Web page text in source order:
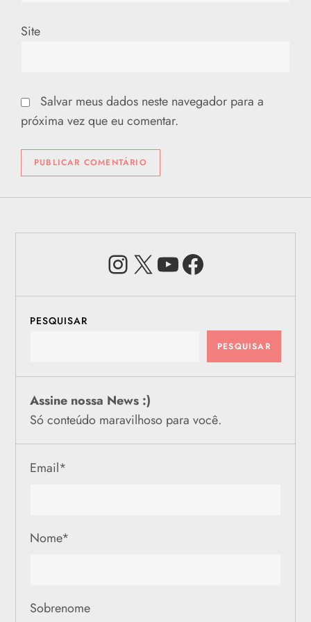
Site
Salvar meus dados neste navegador para a
próxima vez que eu comentar.
Instagram
X Youtube
PESQUISAR
PESQUISAR
Assine nossa News :)
Só conteúdo maravilhoso para você.
Email*
Nome*
Sobrenome